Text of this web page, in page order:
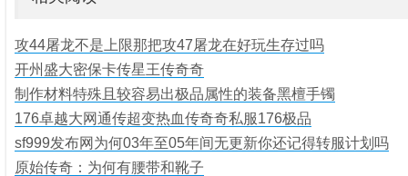
攻44屠龙不是上限那把攻47屠龙在好玩生存过吗
开州盛大密保卡传星王传奇奇
制作材料特殊且较容易出极品属性的装备黑檀手镯
176卓越大网通传超变热血传奇奇私服176极品
sf999发布网为何03年至05年间无更新你还记得转服计划吗
原始传奇：为何有腰带和靴子